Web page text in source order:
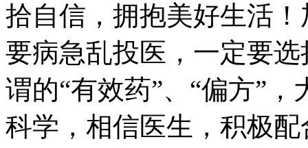
拾自信，拥抱美好生活
要病急乱投医，一定要
谓的“有效药”、“偏方”
科学，相信医生，积极